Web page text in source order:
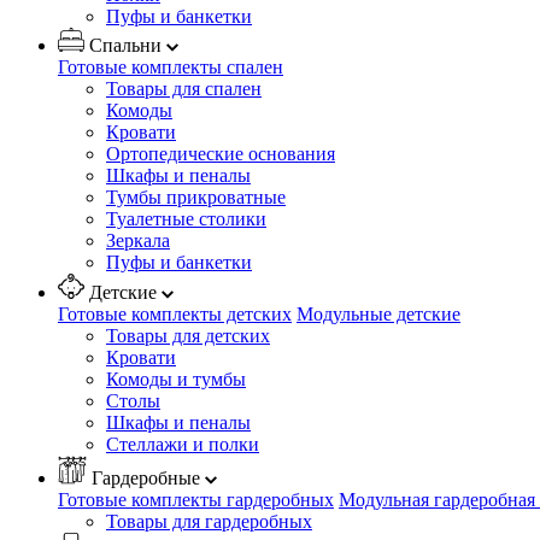
Пуфы и банкетки
Спальни
Готовые комплекты спален
Товары для спален
Комоды
Кровати
Ортопедические основания
Шкафы и пеналы
Тумбы прикроватные
Туалетные столики
Зеркала
Пуфы и банкетки
Детские
Готовые комплекты детских Модульные детские
Товары для детских
Кровати
Комоды и тумбы
Столы
Шкафы и пеналы
Стеллажи и полки
Гардеробные
Готовые комплекты гардеробных Модульная
Товары для гардеробных